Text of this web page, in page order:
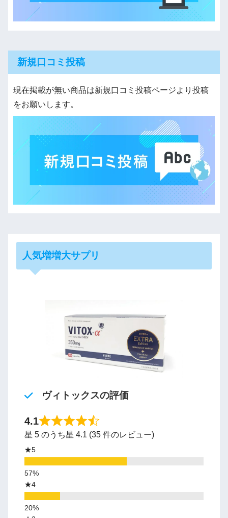
新規口コミ投稿
現在掲載が無い商品は新規口コミ投稿ページより投稿
をお願いします。
人気増増大サプリ
ヴィトックスの評価
4.1
星 5 のうち星 4.1 (35 件のレビュー)
★5
★4